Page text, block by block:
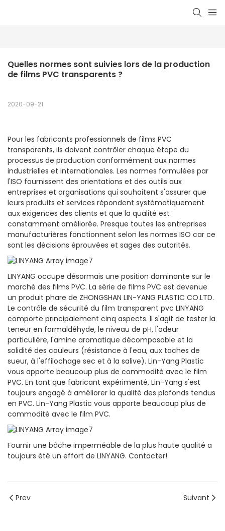
Quelles normes sont suivies lors de la production
de films PVC transparents ?
2020-09-21
Pour les fabricants professionnels de films PVC
transparents, ils doivent contrôler chaque étape du
processus de production conformément aux normes
industrielles et internationales. Les normes formulées par
l'ISO fournissent des orientations et des outils aux
entreprises et organisations qui souhaitent s'assurer que
leurs produits et services répondent systématiquement
aux exigences des clients et que la qualité est
constamment améliorée. Presque toutes les entreprises
manufacturières fonctionnent selon les normes ISO car ce
sont les décisions éprouvées et sages des autorités.
LINYANG occupe désormais une position dominante sur le
marché des films PVC. La série de films PVC est devenue
un produit phare de ZHONGSHAN LIN-YANG PLASTIC CO.LTD.
Le contrôle de sécurité du film transparent pvc LINYANG
comporte principalement cinq aspects. Il s'agit de tester la
teneur en formaldéhyde, le niveau de pH, l'odeur
particulière, l'amine aromatique décomposable et la
solidité des couleurs (résistance à l'eau, aux taches de
sueur, à l'effilochage sec et à la salive). Lin-Yang Plastic
vous apporte beaucoup plus de commodité avec le film
PVC. En tant que fabricant expérimenté, Lin-Yang s'est
toujours engagé à améliorer la qualité des plafonds tendus
en PVC. Lin-Yang Plastic vous apporte beaucoup plus de
commodité avec le film PVC.
Fournir une bâche imperméable de la plus haute qualité a
toujours été un effort de LINYANG. Contacter!
Prev Suivant